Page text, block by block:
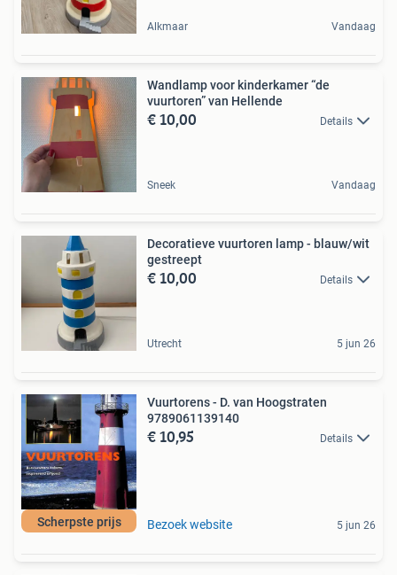
Alkmaar Vandaag
Wandlamp voor kinderkamer “de
vuurtoren” van Hellende
€ 10,00 Details
Sneek Vandaag
Decoratieve vuurtoren lamp - blauw/wit
gestreept
€ 10,00 Details
Utrecht 5 jun 26
Scherpste prijs
Vuurtorens - D. van Hoogstraten
9789061139140
€ 10,95 Details
Bezoek website 5 jun 26